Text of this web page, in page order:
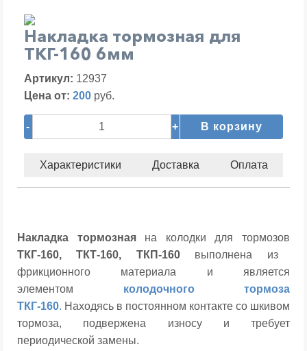
Накладка тормозная для
ТКГ-160 6мм
Артикул: 12937
Цена от: 200 руб.
- + В корзину
Характеристики Доставка Оплата
Накладка тормозная на колодки для тормозов
ТКГ-160, ТКТ-160, ТКП-160 выполнена из
фрикционного материала и является
элементом колодочного тормоза
ТКГ-160. Находясь в постоянном контакте со шкивом
тормоза, подвержена износу и требует
периодической замены.